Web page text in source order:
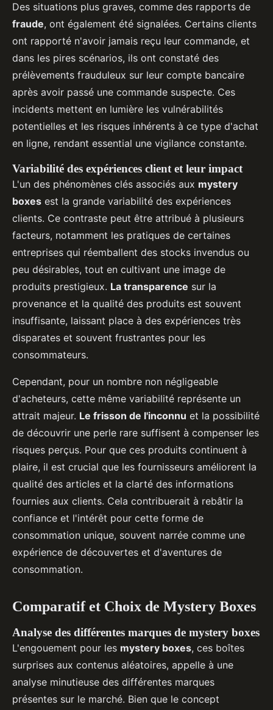
Des situations plus graves, comme des rapports de
fraude, ont également été signalées. Certains clients
ont rapporté n'avoir jamais reçu leur commande, et
dans les pires scénarios, ils ont constaté des
prélèvements frauduleux sur leur compte bancaire
après avoir passé une commande suspecte. Ces
incidents mettent en lumière les vulnérabilités
potentielles et les risques inhérents à ce type d'achat
en ligne, rendant essential une vigilance constante.
Variabilité des expériences client et leur impact
L'un des phénomènes clés associés aux mystery
boxes est la grande variabilité des expériences
clients. Ce contraste peut être attribué à plusieurs
facteurs, notamment les pratiques de certaines
entreprises qui réemballent des stocks invendus ou
peu désirables, tout en cultivant une image de
produits prestigieux. La transparence sur la
provenance et la qualité des produits est souvent
insuffisante, laissant place à des expériences très
disparates et souvent frustrantes pour les
consommateurs.
Cependant, pour un nombre non négligeable
d'acheteurs, cette même variabilité représente un
attrait majeur. Le frisson de l'inconnu et la possibilité
de découvrir une perle rare suffisent à compenser les
risques perçus. Pour que ces produits continuent à
plaire, il est crucial que les fournisseurs améliorent la
qualité des articles et la clarté des informations
fournies aux clients. Cela contribuerait à rebâtir la
confiance et l'intérêt pour cette forme de
consommation unique, souvent narrée comme une
expérience de découvertes et d'aventures de
consommation.
Comparatif et Choix de Mystery Boxes
Analyse des différentes marques de mystery boxes
L'engouement pour les mystery boxes, ces boîtes
surprises aux contenus aléatoires, appelle à une
analyse minutieuse des différentes marques
présentes sur le marché. Bien que le concept